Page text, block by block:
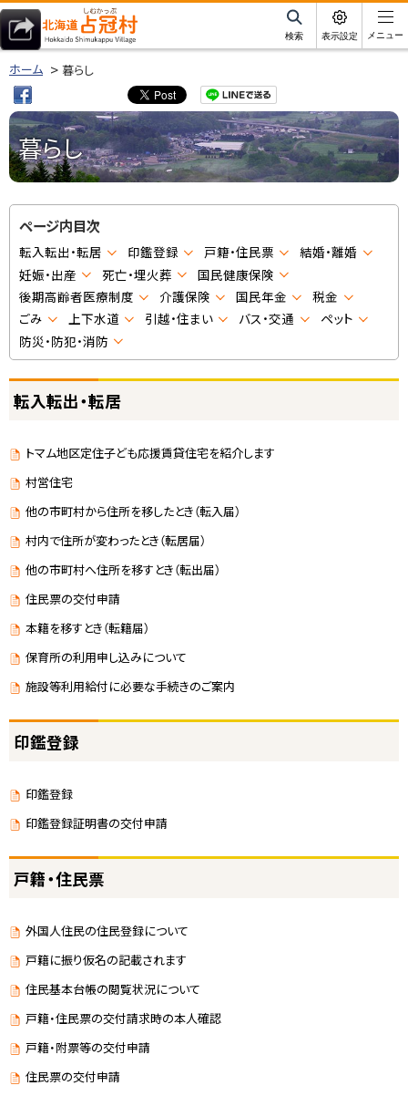
本
文
へ
ニ
ュ
ー
北海道占冠村
サ
イ
検索 表示設定 メニュー
ホーム 暮らし
暮らし
ページ内目次
転入転出・転居 印鑑登録 戸籍・住民票
結婚・離婚
妊娠・出産
死亡・埋火葬
国民健康保険
後期高齢者医療制度
介護保険 国民年金
税金
ごみ
上下水道 引越・住まい バス・交通
ペット
防災・防犯・消防
転入転出・転居
トマム地区定住子ども応援賃貸住宅を紹介します
村営住宅
他の市町村から住所を移したとき（転入届）
村内で住所が変わったとき（転居届）
他の市町村へ住所を移すとき（転出届）
住民票の交付申請
本籍を移すとき（転籍届）
保育所の利用申し込みについて
施設等利用給付に必要な手続きのご案内
印鑑登録
印鑑登録
印鑑登録証明書の交付申請
戸籍・住民票
外国人住民の住民登録について
戸籍に振り仮名の記載されます
住民基本台帳の閲覧状況について
戸籍・住民票の交付請求時の本人確認
戸籍・附票等の交付申請
住民票の交付申請